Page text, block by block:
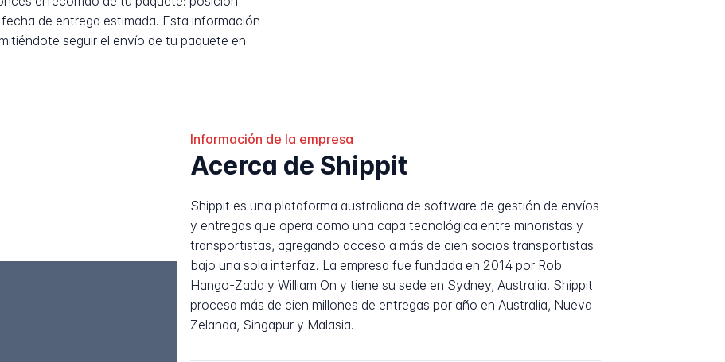
de entrega estimada. Esta información
seguir el envío de tu paquete en
Información de la empresa
Acerca de Shippit
Shippit es una plataforma australiana de software de gestión de envíos
y entregas que opera como una capa tecnológica entre minoristas y
transportistas, agregando acceso a más de cien socios transportistas
bajo una sola interfaz. La empresa fue fundada en 2014 por Rob
Hango-Zada y William On y tiene su sede en Sydney, Australia. Shippit
procesa más de cien millones de entregas por año en Australia, Nueva
Zelanda, Singapur y Malasia.